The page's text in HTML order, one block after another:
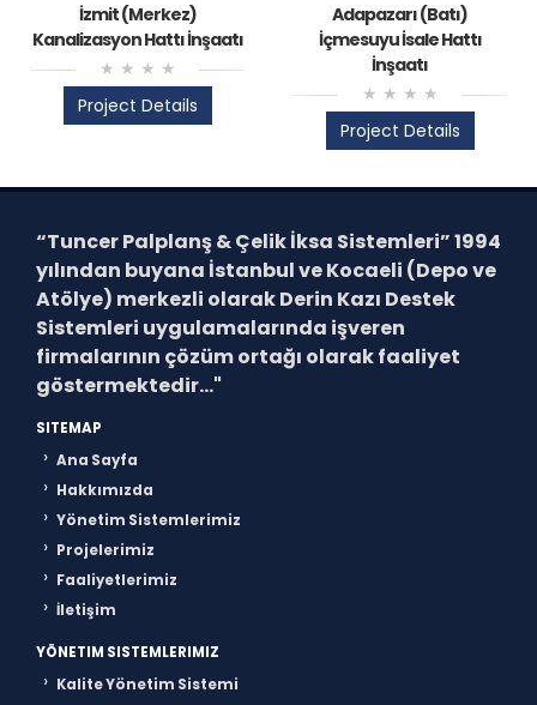
İzmit (Merkez)
Kanalizasyon Hattı İnşaatı
Project Details
Adapazarı (Batı)
İçmesuyu İsale Hattı
İnşaatı
Project Details
“Tuncer Palplanş & Çelik İksa Sistemleri”1994
yılından buyana İstanbul ve Kocaeli (Depo ve
Atölye) merkezli olarak Derin Kazı Destek
Sistemleri uygulamalarında işveren
firmalarının çözüm ortağı olarak faaliyet
göstermektedir..."
SITEMAP
Ana Sayfa
Hakkımızda
Yönetim Sistemlerimiz
Projelerimiz
Faaliyetlerimiz
İletişim
YÖNETIM SISTEMLERIMIZ
Kalite Yönetim Sistemi